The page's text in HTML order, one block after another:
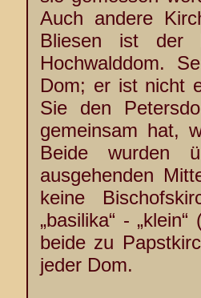
Auch andere
Bliesen ist der
Hochwalddom.
Dom; er ist nicht
Sie den
gemeinsam hat,
Beide wurden
ausgehenden
keine
„basilika“ -
beide zu
jeder Dom.